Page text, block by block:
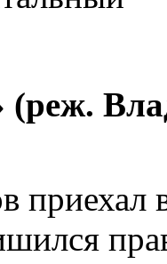
(реж.
приехал